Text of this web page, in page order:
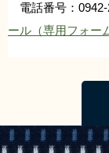
電話番号：
ール（専用フォー